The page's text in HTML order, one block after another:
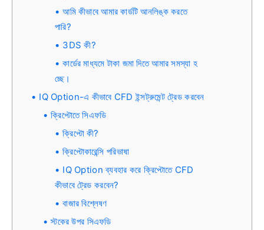
আমি কীভাবে আমার কার্ডটি আনলিঙ্ক করতে
পারি?
3DS কী?
কার্ডের মাধ্যমে টাকা জমা দিতে আমার সমস্যা হ
চ্ছে।
IQ Option-এ কীভাবে CFD ইন্সট্রুমেন্ট ট্রেড করবেন
ক্রিপ্টোতে সিএফডি
ক্রিপ্টো কী?
ক্রিপ্টোকারেন্সি পরিভাষা
IQ Option ব্যবহার করে ক্রিপ্টোতে CFD
কীভাবে ট্রেড করবেন?
বাজার বিশ্লেষণ
স্টকের উপর সিএফডি